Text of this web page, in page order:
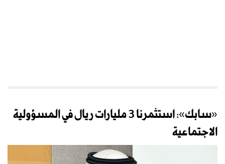
«سابك»: استثمرنا 3 مليارات ريال في المسؤولية
الاجتماعية